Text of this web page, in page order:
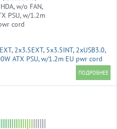
2x3.5EXT, 5x3.5INT, 2xUSB3.0,
ATX PSU, w/1.2m EU pwr cord